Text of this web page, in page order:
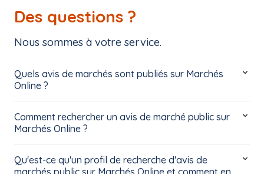
Des questions ?
Nous sommes à votre service.
Quels avis de marchés sont publiés sur Marchés
Online ?
Comment rechercher un avis de marché public sur
Marchés Online ?
Qu'est-ce qu'un profil de recherche d'avis de
marchés public sur Marchés Online et comment en